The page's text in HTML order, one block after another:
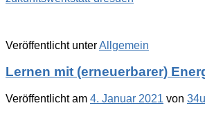
Veröffentlicht unterAllgemein
Lernen mit (erneuerbarer)
Veröffentlicht am 4. Januar 2021 von